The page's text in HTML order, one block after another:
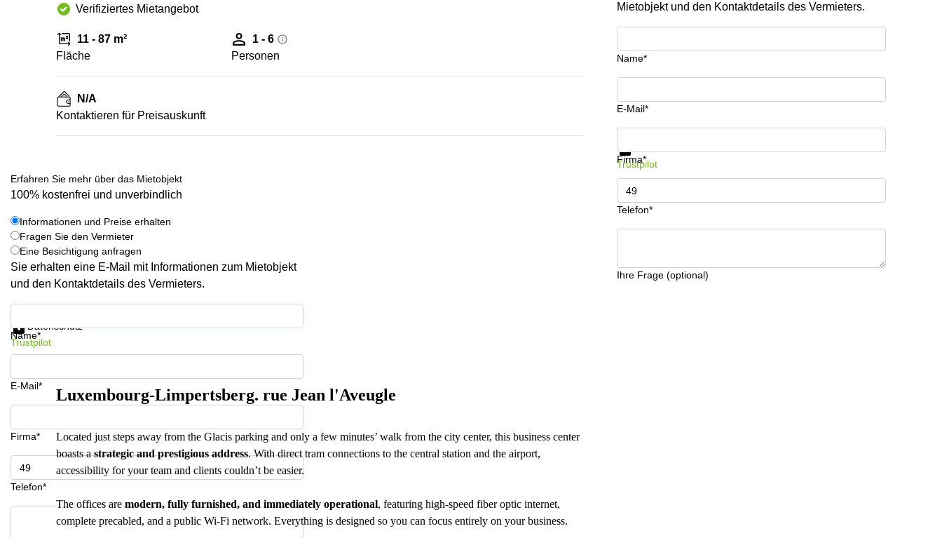
Verifiziertes Mietangebot
11 - 87 m²
Fläche
1 - 6
Personen
N/A
Kontaktieren für Preisauskunft
Mietobjekt und den Kontaktdetails des Vermieters.
Name*
E-Mail*
Firma*
Telefon*
Ihre Frage (optional)
Informationen und Preise erhalten
Trustpilot
Erfahren Sie mehr über das Mietobjekt
100% kostenfrei und unverbindlich
Informationen und Preise erhalten
Fragen Sie den Vermieter
Eine Besichtigung anfragen
Sie erhalten eine E-Mail mit Informationen zum Mietobjekt
und den Kontaktdetails des Vermieters.
Name*
E-Mail*
Firma*
Telefon*
Datenschutz
Trustpilot
Luxembourg-Limpertsberg. rue Jean l'Aveugle
Located just steps away from the Glacis parking and only a few minutes’ walk from the city center, this business center
boasts astrategic and prestigious address. With direct tram connections to the central station and the airport,
accessibility for your team and clients couldn’t be easier.
The offices aremodern, fully furnished, and immediately operational, featuring high-speed fiber optic internet,
complete precabled, and a public Wi-Fi network. Everything is designed so you can focus entirely on your business.